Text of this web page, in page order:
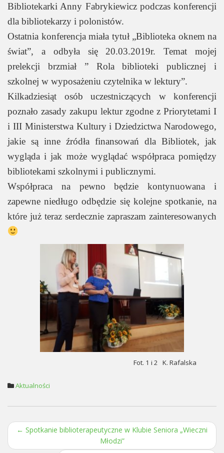
Bibliotekarki Anny Fabrykiewicz podczas konferencji
dla bibliotekarzy i polonistów.
Ostatnia konferencja miała tytuł „Biblioteka oknem na
świat”, a odbyła się 20.03.2019r. Temat mojej
prelekcji brzmiał ” Rola biblioteki publicznej i
szkolnej w wyposażeniu czytelnika w lektury”.
Kilkadziesiąt osób uczestniczących w konferencji
poznało zasady zakupu lektur zgodne z Priorytetami I
i III Ministerstwa Kultury i Dziedzictwa Narodowego,
jakie są inne źródła finansowań dla Bibliotek, jak
wygląda i jak może wyglądać współpraca pomiędzy
bibliotekami szkolnymi i publicznymi.
Współpraca na pewno będzie kontynuowana i
zapewne niedługo odbędzie się kolejne spotkanie, na
które już teraz serdecznie zapraszam zainteresowanych
Fot. 1 i 2 K. Rafalska
Aktualności
Post navigation
← Spotkanie biblioterapeutyczne w Klubie Seniora „Wieczni
Młodzi”